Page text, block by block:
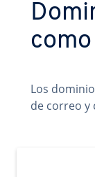
Los
de correo y